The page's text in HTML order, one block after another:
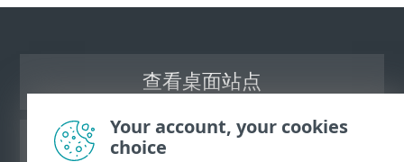
查看桌面站点
ESET 知识库
Your account, your cookies
choice